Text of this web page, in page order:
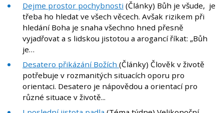
Dejme prostor pochybnosti (Články) Bůh je všude, je
třeba ho hledat ve všech věcech. Avšak rizikem při
hledání Boha je snaha všechno hned přesně
vyjadřovat a s lidskou jistotou a arogancí říkat: „Bůh
je…
Desatero přikázání Božích (Články) Člověk v životě
potřebuje v rozmanitých situacích oporu pro
orientaci. Desatero je nápovědou a orientací pro
různé situace v životě...